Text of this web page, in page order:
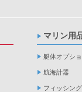
マリン用
艇体オプシ
航海計器
フィッシング